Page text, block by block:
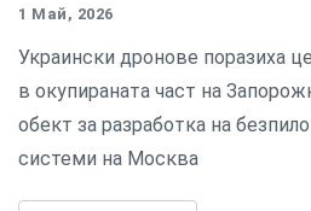
1 Май, 2026
Украински дронове поразиха
в окупираната част на
обект за разработка на
системи на Москва